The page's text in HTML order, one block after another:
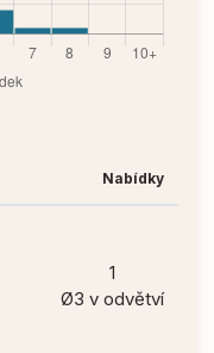
Nabídky
1
Ø3 v odvětví